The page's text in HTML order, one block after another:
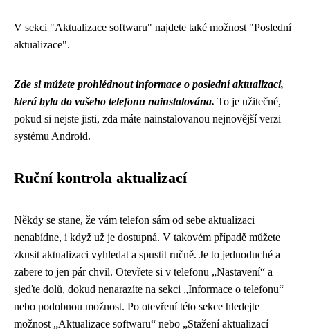
V sekci "Aktualizace softwaru" najdete také možnost "Poslední
aktualizace".
Zde si můžete prohlédnout informace o poslední aktualizaci,
která byla do vašeho telefonu nainstalována. To je užitečné,
pokud si nejste jisti, zda máte nainstalovanou nejnovější verzi
systému Android.
Ruční kontrola aktualizací
Někdy se stane, že vám telefon sám od sebe aktualizaci
nenabídne, i když už je dostupná. V takovém případě můžete
zkusit aktualizaci vyhledat a spustit ručně. Je to jednoduché a
zabere to jen pár chvil. Otevřete si v telefonu „Nastavení“ a
sjeďte dolů, dokud nenarazíte na sekci „Informace o telefonu“
nebo podobnou možnost. Po otevření této sekce hledejte
možnost „Aktualizace softwaru“ nebo „Stažení aktualizací